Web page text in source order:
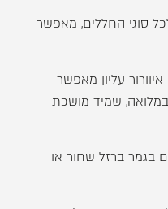
סוגי החללים, מאפשר
עליון מאפשר
שמיד מושכת
בגמר ברזל שחור או